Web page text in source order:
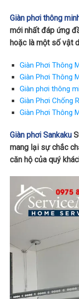
Giàn phơi thông
mới nhất đáp ứng
hoặc là một số vật
Giàn Phơi Thông
Giàn Phơi Thông
Giàn phơi thông
Giàn Phơi Chống
Giàn Phơi Thông
Giàn phơi Sankaku
mang lại sự chắc
căn hộ của quý